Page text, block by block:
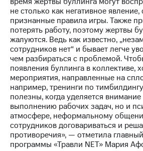
о
погашении
именных
облигаций
Другое
Регистратор
Реквизиты
Контакты
развитие
деловая этика
На главную
не столько как негативное
признанные правила игры. Также
потерять работу, поэтому жертвы
жалуются. Ведь как известно,
сотрудников нет“ и бывает легче
чем разбираться с проблемой.
появления буллинга в коллективе,
мероприятия, направленные на
например, тренинги по
полезны, когда уделяется
выполнению рабочих задач, но и
атмосфере, неформальному
сотрудников договариваться и
противоречия», — отметила
программы «Травли NET» Мария